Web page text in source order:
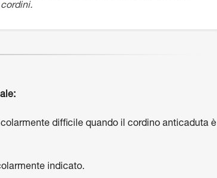
cordini.
difficile quando il cordino anticaduta è
indicato.